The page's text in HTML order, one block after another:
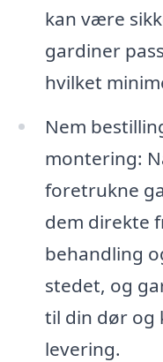
kan være
gardiner
hvilket
Nem
montering:
foretrukne
dem direkte
behandling
stedet, og
til din dør og
levering.